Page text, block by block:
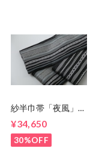
紗半巾帯「夜風」
¥34,650
30%OFF